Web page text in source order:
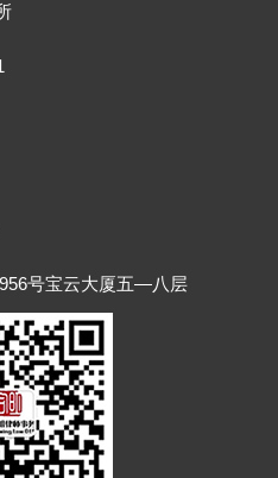
号宝云大厦五—八层